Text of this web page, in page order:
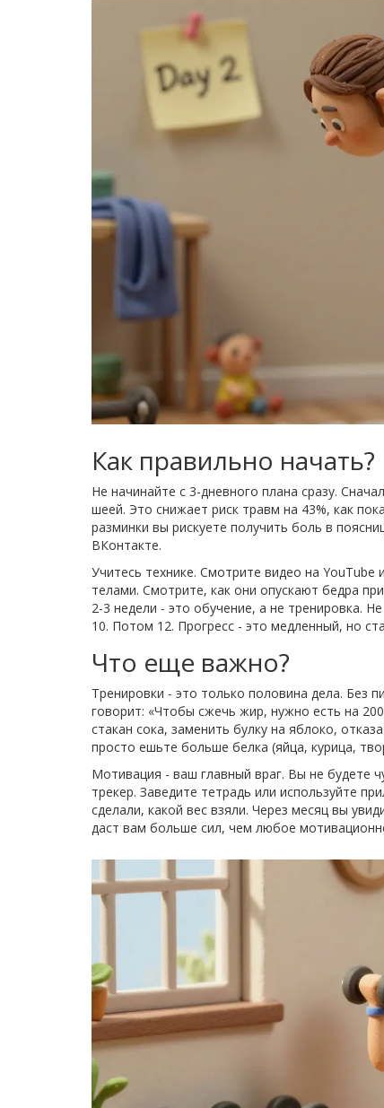
Как правильно начать?
Не начинайте с 3-дневного плана сразу.
шеей. Это снижает риск травм на 43%, как
разминки вы рискуете получить боль в
ВКонтакте.
Учитесь технике. Смотрите видео на
телами. Смотрите, как они опускают бедра
2-3 недели - это обучение, а не тренировка.
10. Потом 12. Прогресс - это медленный, но
Что еще важно?
Тренировки - это только половина дела. Без
говорит: «Чтобы сжечь жир, нужно есть на
стакан сока, заменить булку на яблоко,
просто ешьте больше белка (яйца, курица,
Мотивация - ваш главный враг. Вы не будете
трекер. Заведите тетрадь или используйте
сделали, какой вес взяли. Через месяц вы
даст вам больше сил, чем любое